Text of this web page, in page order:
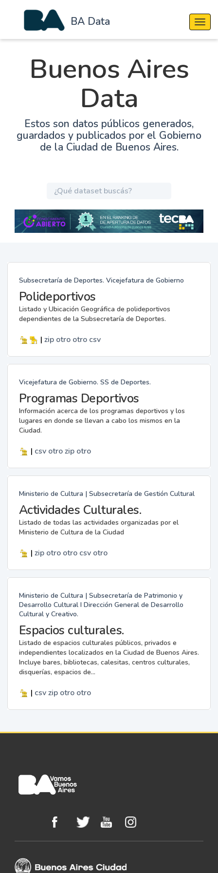
BA Data
Buenos Aires
Data
Estos son datos públicos generados,
guardados y publicados por el Gobierno
de la Ciudad de Buenos Aires.
Subsecretaría de Deportes. Vicejefatura de Gobierno
Polideportivos
Listado y Ubicación Geográfica de polideportivos
dependientes de la Subsecretaría de Deportes.
| zip otro otro csv
Vicejefatura de Gobierno. SS de Deportes.
Programas Deportivos
Información acerca de los programas deportivos y los
lugares en donde se llevan a cabo los mismos en la
Ciudad.
| csv otro zip otro
Ministerio de Cultura | Subsecretaría de Gestión Cultural
Actividades Culturales.
Listado de todas las actividades organizadas por el
Ministerio de Cultura de la Ciudad
| zip otro otro csv otro
Ministerio de Cultura | Subsecretaría de Patrimonio y
Desarrollo Cultural I Dirección General de Desarrollo
Cultural y Creativo.
Espacios culturales.
Listado de espacios culturales públicos, privados e
independientes localizados en la Ciudad de Buenos Aires.
Incluye bares, bibliotecas, calesitas, centros culturales,
disquerías, espacios de...
| csv zip otro otro